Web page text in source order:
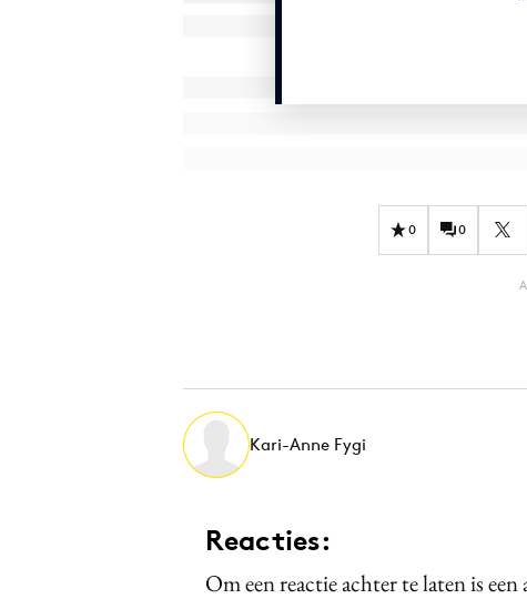
0 0
Kari-Anne Fygi
Reacties:
Om een reactie achter te laten is